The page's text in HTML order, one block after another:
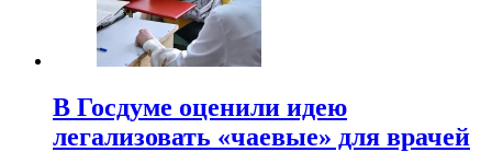
В Госдуме оценили идею
легализовать «чаевые» для врачей